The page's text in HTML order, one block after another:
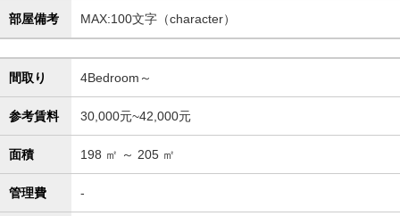
部屋備考 MAX:100文字（character）
間取り 4Bedroom～
参考賃料 30,000元~42,000元
面積 198 ㎡ ～ 205 ㎡
管理費 -